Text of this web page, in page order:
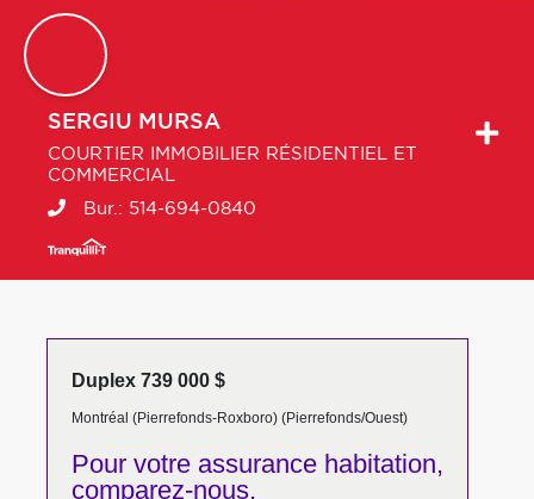
SERGIU MURSA
COURTIER IMMOBILIER RÉSIDENTIEL ET
COMMERCIAL
Bur.: 514-694-0840
Duplex 739 000 $
Montréal (Pierrefonds-Roxboro) (Pierrefonds/Ouest)
Pour votreassurance habitation,
comparez-nous,